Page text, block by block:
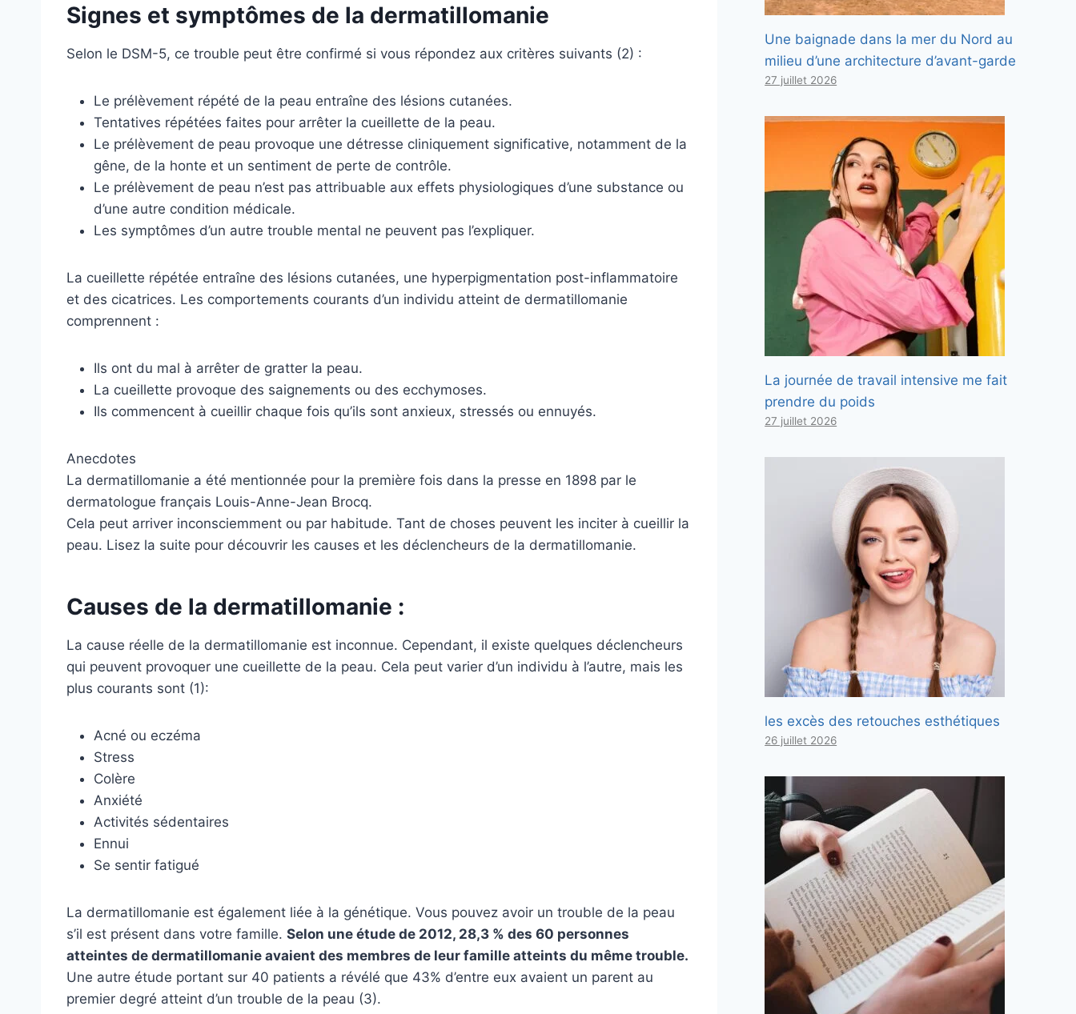
Signes et symptômes de la dermatillomanie
Selon le DSM-5, ce trouble peut être confirmé si vous répondez aux critères suivants (2) :
Le prélèvement répété de la peau entraîne des lésions cutanées.
Tentatives répétées faites pour arrêter la cueillette de la peau.
Le prélèvement de peau provoque une détresse cliniquement significative, notamment de la
gêne, de la honte et un sentiment de perte de contrôle.
Le prélèvement de peau n’est pas attribuable aux effets physiologiques d’une substance ou
d’une autre condition médicale.
Les symptômes d’un autre trouble mental ne peuvent pas l’expliquer.
La cueillette répétée entraîne des lésions cutanées, une hyperpigmentation post-inflammatoire
et des cicatrices. Les comportements courants d’un individu atteint de dermatillomanie
comprennent :
Ils ont du mal à arrêter de gratter la peau.
La cueillette provoque des saignements ou des ecchymoses.
Ils commencent à cueillir chaque fois qu’ils sont anxieux, stressés ou ennuyés.
Anecdotes
La dermatillomanie a été mentionnée pour la première fois dans la presse en 1898 par le
dermatologue français Louis-Anne-Jean Brocq.
Cela peut arriver inconsciemment ou par habitude. Tant de choses peuvent les inciter à cueillir la
peau. Lisez la suite pour découvrir les causes et les déclencheurs de la dermatillomanie.
Causes de la dermatillomanie :
La cause réelle de la dermatillomanie est inconnue. Cependant, il existe quelques déclencheurs
qui peuvent provoquer une cueillette de la peau. Cela peut varier d’un individu à l’autre, mais les
plus courants sont (1):
Acné ou eczéma
Stress
Colère
Anxiété
Activités sédentaires
Ennui
Se sentir fatigué
La dermatillomanie est également liée à la génétique. Vous pouvez avoir un trouble de la peau
s’il est présent dans votre famille. Selon une étude de 2012, 28,3 % des 60 personnes
atteintes de dermatillomanie avaient des membres de leur famille atteints du même trouble.
Une autre étude portant sur 40 patients a révélé que 43% d’entre eux avaient un parent au
premier degré atteint d’un trouble de la peau (3).
Une baignade dans la mer du Nord au
milieu d’une architecture d’avant-garde
27 juillet 2026
La journée de travail intensive me fait
prendre du poids
27 juillet 2026
les excès des retouches esthétiques
26 juillet 2026